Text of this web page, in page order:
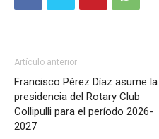
Artículo anterior
Francisco Pérez Díaz asume la
presidencia del Rotary Club
Collipulli para el período 2026-
2027